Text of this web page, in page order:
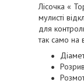
Лісочка «
мулисті
для
так само на